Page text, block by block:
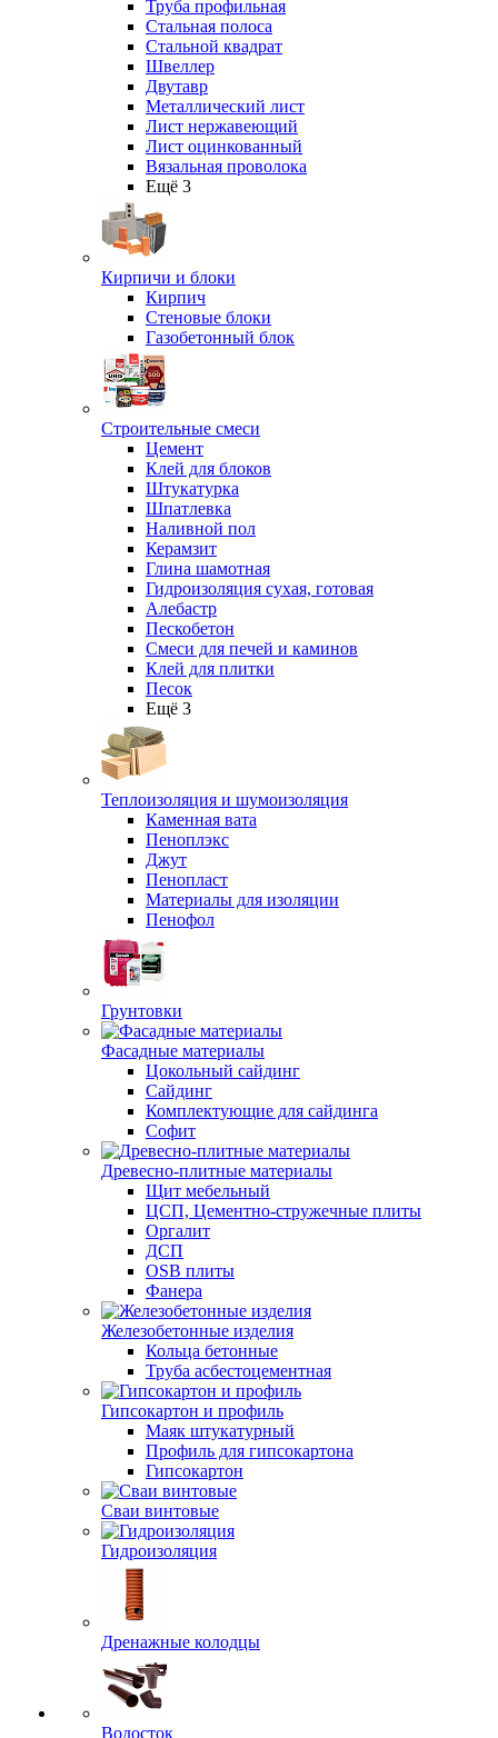
Труба профильная
Стальная полоса
Стальной квадрат
Швеллер
Двутавр
Металлический лист
Лист нержавеющий
Лист оцинкованный
Вязальная проволока
Ещё 3
Кирпичи и блоки
Кирпич
Стеновые блоки
Газобетонный блок
Строительные смеси
Цемент
Клей для блоков
Штукатурка
Шпатлевка
Наливной пол
Керамзит
Глина шамотная
Гидроизоляция сухая, готовая
Алебастр
Пескобетон
Смеси для печей и каминов
Клей для плитки
Песок
Ещё 3
Теплоизоляция и шумоизоляция
Каменная вата
Пеноплэкс
Джут
Пенопласт
Материалы для изоляции
Пенофол
Грунтовки
Фасадные материалы
Цокольный сайдинг
Сайдинг
Комплектующие для сайдинга
Софит
Древесно-плитные материалы
Щит мебельный
ЦСП, Цементно-стружечные плиты
Оргалит
ДСП
OSB плиты
Фанера
Железобетонные изделия
Кольца бетонные
Труба асбестоцементная
Гипсокартон и профиль
Маяк штукатурный
Профиль для гипсокартона
Гипсокартон
Сваи винтовые
Гидроизоляция
Дренажные колодцы
Водосток